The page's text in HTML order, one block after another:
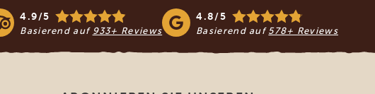
4.9/5
Basierend auf 933+ Reviews
4.8/5
Basierend auf 578+ Reviews